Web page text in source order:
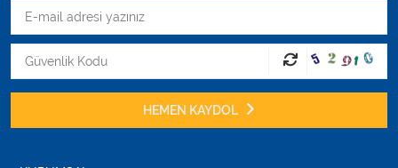
HEMEN KAYDOL